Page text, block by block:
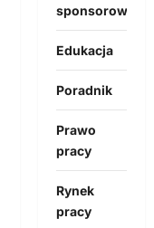
sponsorowany
Edukacja
Poradnik
Prawo
pracy
Rynek
pracy